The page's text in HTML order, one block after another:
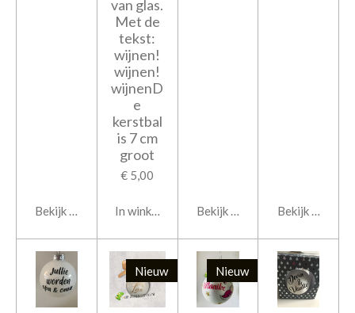
Bekijk details
van glas.
Met de
tekst:
wijnen!
wijnen!
wijnenD
e
kerstbal
is 7 cm
groot
€ 5,00
In winkelwagen Bekijk details Bekijk details
Nieuw Nieuw